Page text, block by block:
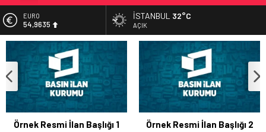
Öğretmenlere Kötü Haber
FETÖ’nün kritik ismi tutuklandı
Son dakika… İstanbul’da trafik felç
Yunanistan Başbakanı Çipras Türkiye’ye gelecek
EURO
54,9635
ALTIN
6.463,00
BİST
13.703,13
DOLAR
47,5751
İSTANBUL 32°C
AÇIK
Örnek Resmi İlan Başlığı 1 Örnek Resmi İlan Başlığı 2